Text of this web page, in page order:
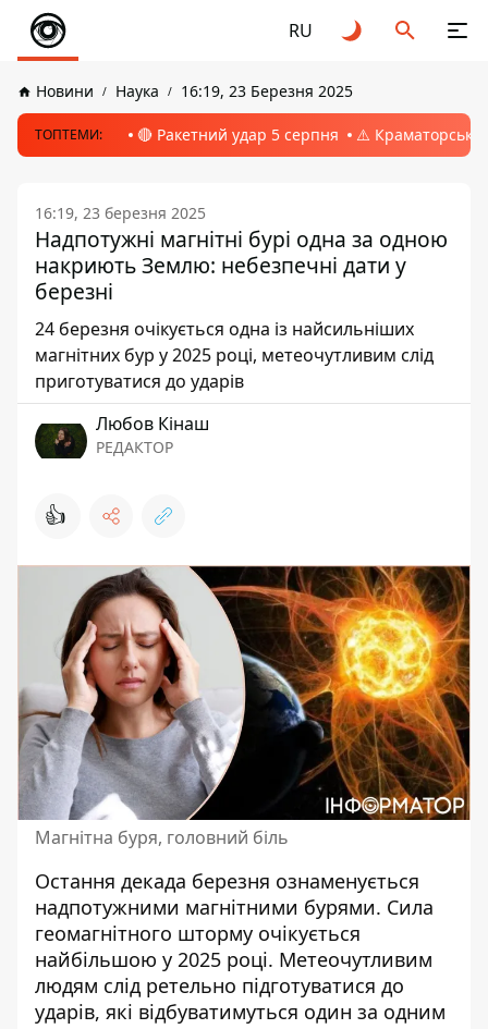
RU
Новини Наука 16:19, 23 Березня 2025
ТОПТЕМИ: 🔴 Ракетний удар 5 серпня ⚠️ Краматорськ,
16:19, 23 березня 2025
Надпотужні магнітні бурі одна за одною
накриють Землю: небезпечні дати у
березні
24 березня очікується одна із найсильніших
магнітних бур у 2025 році, метеочутливим слід
приготуватися до ударів
Любов Кінаш
РЕДАКТОР
👍
Магнітна буря, головний біль
Остання декада березня ознаменується
надпотужними магнітними бурями. Сила
геомагнітного шторму очікується
найбільшою у 2025 році. Метеочутливим
людям слід ретельно підготуватися до
ударів, які відбуватимуться один за одним